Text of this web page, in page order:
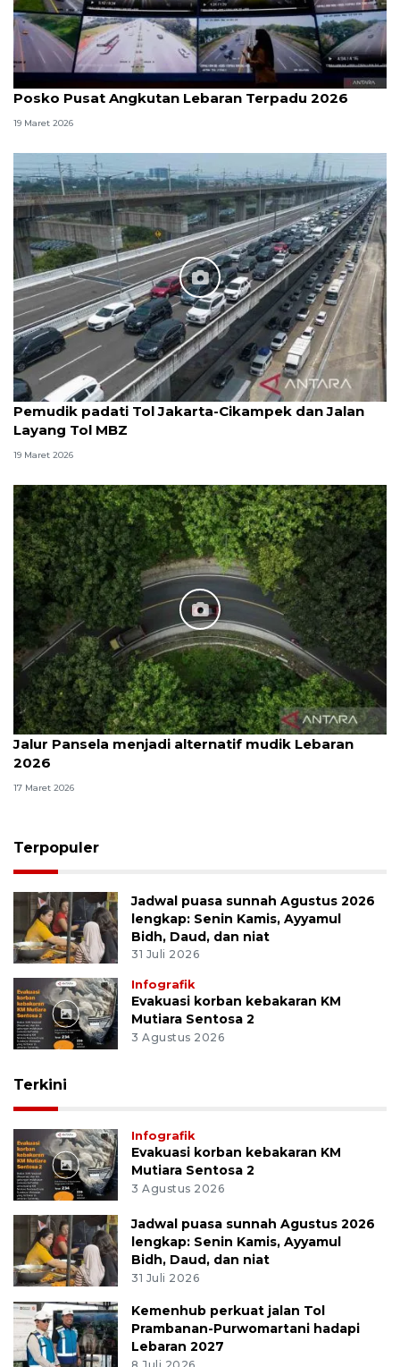
Posko Pusat Angkutan Lebaran Terpadu 2026
19 Maret 2026
Pemudik padati Tol Jakarta-Cikampek dan Jalan
Layang Tol MBZ
19 Maret 2026
Jalur Pansela menjadi alternatif mudik Lebaran
2026
17 Maret 2026
Terpopuler
Jadwal puasa sunnah Agustus 2026
lengkap: Senin Kamis, Ayyamul
Bidh, Daud, dan niat
31 Juli 2026
Infografik
Evakuasi korban kebakaran KM
Mutiara Sentosa 2
3 Agustus 2026
Terkini
Infografik
Evakuasi korban kebakaran KM
Mutiara Sentosa 2
3 Agustus 2026
Jadwal puasa sunnah Agustus 2026
lengkap: Senin Kamis, Ayyamul
Bidh, Daud, dan niat
31 Juli 2026
Kemenhub perkuat jalan Tol
Prambanan-Purwomartani hadapi
Lebaran 2027